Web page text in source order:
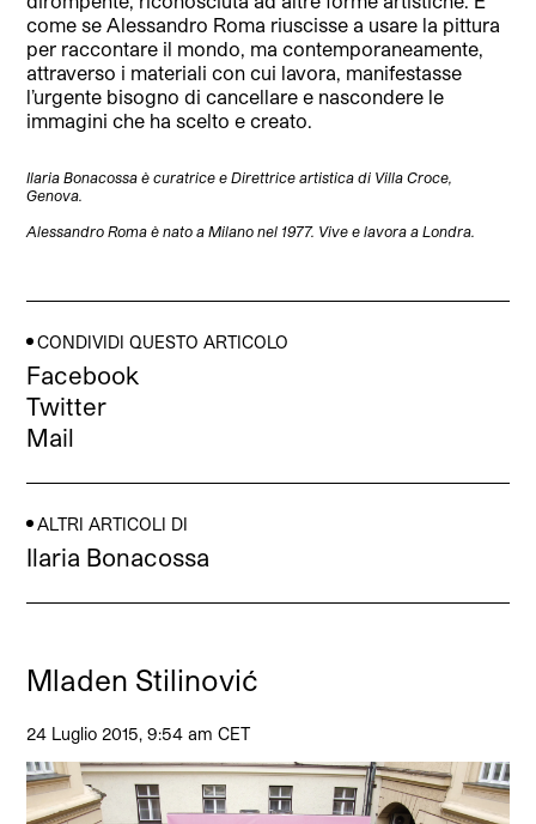
come se Alessandro Roma riuscisse a usare la pittura
per raccontare il mondo, ma contemporaneamente,
attraverso i materiali con cui lavora, manifestasse
l’urgente bisogno di cancellare e nascondere le
immagini che ha scelto e creato.
Ilaria Bonacossa è curatrice e Direttrice artistica di Villa Croce,
Genova.
Alessandro Roma è nato a Milano nel 1977. Vive e lavora a Londra.
CONDIVIDI QUESTO ARTICOLO
Facebook
Twitter
Mail
ALTRI ARTICOLI DI
Ilaria Bonacossa
Mladen Stilinović
24 Luglio 2015, 9:54 am CET